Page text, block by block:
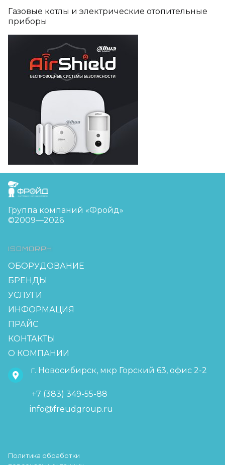
Газовые котлы и электрические отопительные
приборы
FreudGroup
Группа компаний «Фройд»
©2009—2026
ISOMORPH
ОБОРУДОВАНИЕ
БРЕНДЫ
УСЛУГИ
ИНФОРМАЦИЯ
ПРАЙС
КОНТАКТЫ
О КОМПАНИИ
г. Новосибирск, мкр Горский 63, офис 2-2
+7 (383) 349-55-88
info@freudgroup.ru
Политика обработки